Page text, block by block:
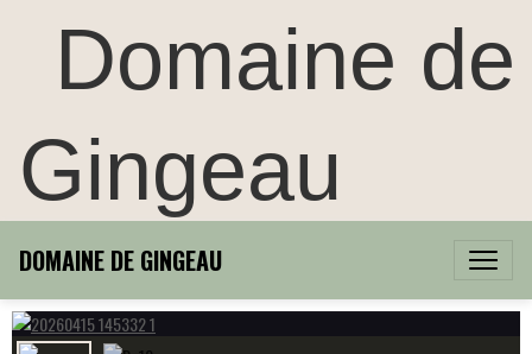
Domaine de
Gingeau
DOMAINE DE GINGEAU